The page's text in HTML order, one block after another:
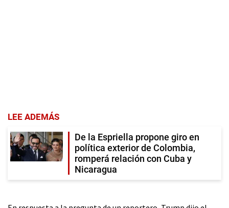
LEE ADEMÁS
De la Espriella propone giro en
política exterior de Colombia,
romperá relación con Cuba y
Nicaragua